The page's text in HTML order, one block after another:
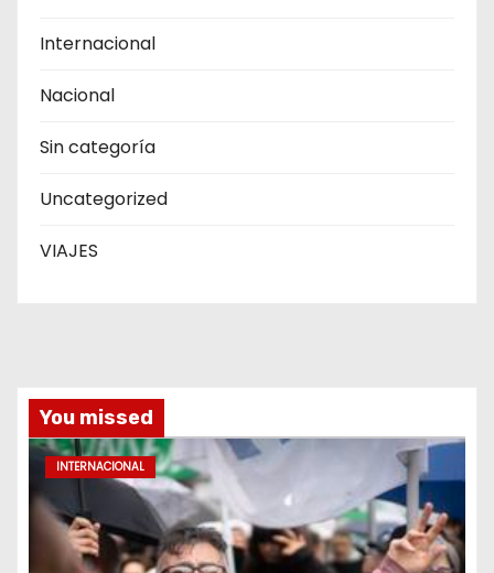
Internacional
Nacional
Sin categoría
Uncategorized
VIAJES
You missed
INTERNACIONAL